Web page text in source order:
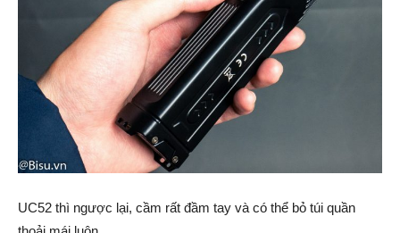
UC52 thì ngược lại, cầm rất đầm tay và có thể bỏ túi quần